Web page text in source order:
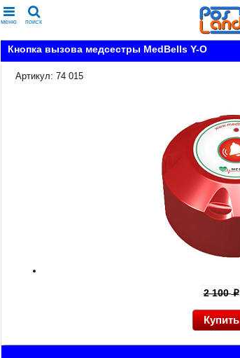
меню поиск
Кнопка вызова медсестры MedBells Y-O
Артикул: 74 015
2 100p